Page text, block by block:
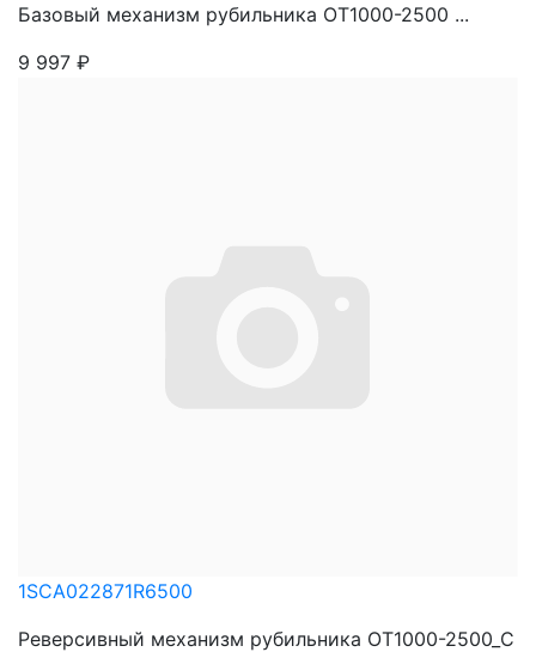
Базовый механизм рубильника OT1000-2500 ...
9 997 ₽
1SCA022871R6500
Реверсивный механизм рубильника OT1000-2500_С